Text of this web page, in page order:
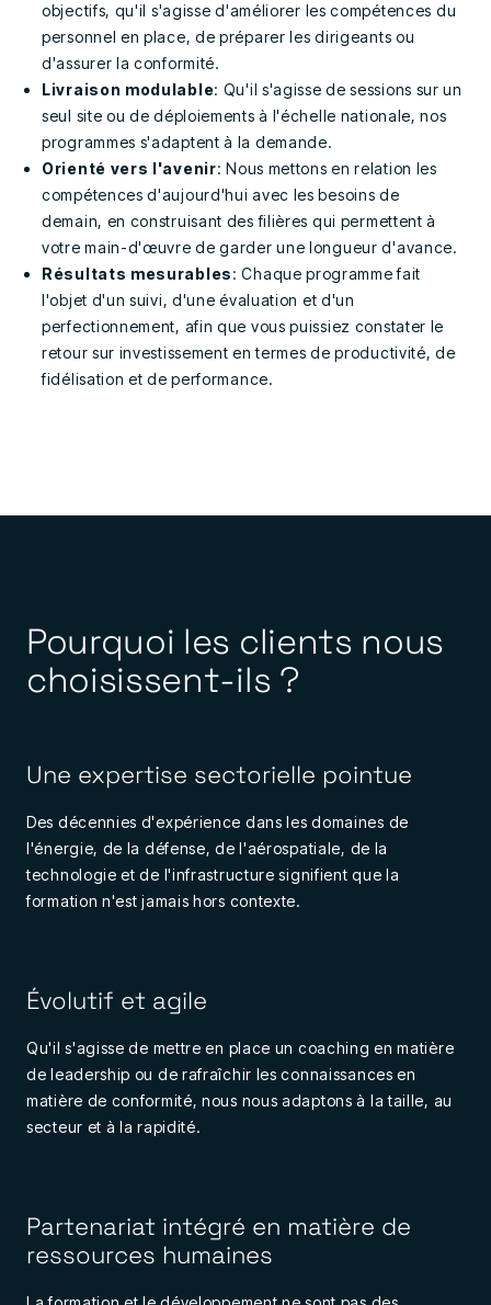
objectifs, qu'il s'agisse d'améliorer les compétences du
personnel en place, de préparer les dirigeants ou
d'assurer la conformité.
Livraison modulable: Qu'il s'agisse de sessions sur un
seul site ou de déploiements à l'échelle nationale, nos
programmes s'adaptent à la demande.
Orienté vers l'avenir: Nous mettons en relation les
compétences d'aujourd'hui avec les besoins de
demain, en construisant des filières qui permettent à
votre main-d'œuvre de garder une longueur d'avance.
Résultats mesurables: Chaque programme fait
l'objet d'un suivi, d'une évaluation et d'un
perfectionnement, afin que vous puissiez constater le
retour sur investissement en termes de productivité, de
fidélisation et de performance.
Pourquoi les clients nous
choisissent-ils ?
Une expertise sectorielle pointue
Des décennies d'expérience dans les domaines de
l'énergie, de la défense, de l'aérospatiale, de la
technologie et de l'infrastructure signifient que la
formation n'est jamais hors contexte.
Évolutif et agile
Qu'il s'agisse de mettre en place un coaching en matière
de leadership ou de rafraîchir les connaissances en
matière de conformité, nous nous adaptons à la taille, au
secteur et à la rapidité.
Partenariat intégré en matière de
ressources humaines